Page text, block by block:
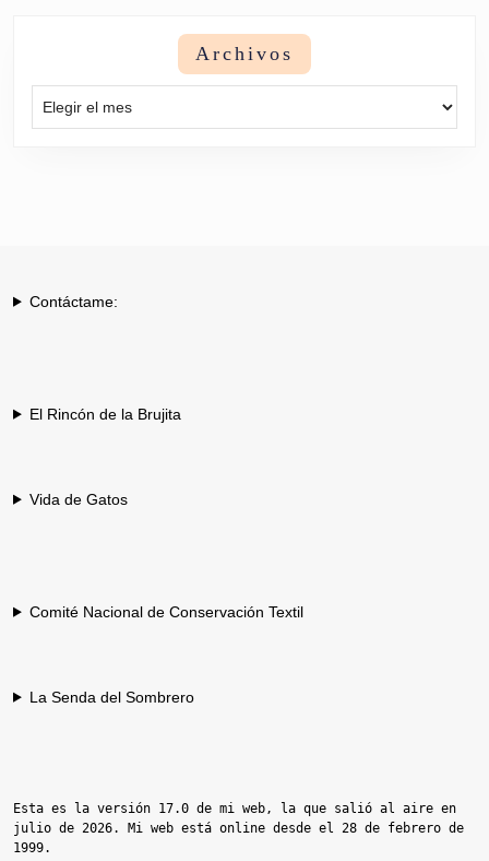
Archivos
Contáctame:
El Rincón de la Brujita
Vida de Gatos
Comité Nacional de Conservación Textil
La Senda del Sombrero
Esta es la versión 17.0 de mi web, la que salió al aire en
julio de 2026. Mi web está online desde el 28 de febrero de
1999.